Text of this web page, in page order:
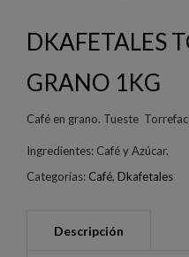
DKAFETALES
GRANO 1KG
Café en grano. Tueste
Ingredientes: Café y Azúcar.
Categorías: Café, Dkafetales